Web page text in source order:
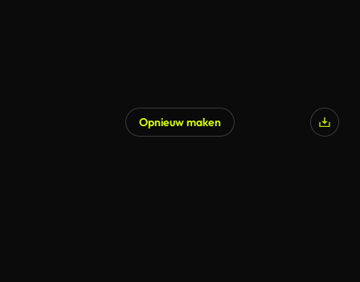
Opnieuw maken